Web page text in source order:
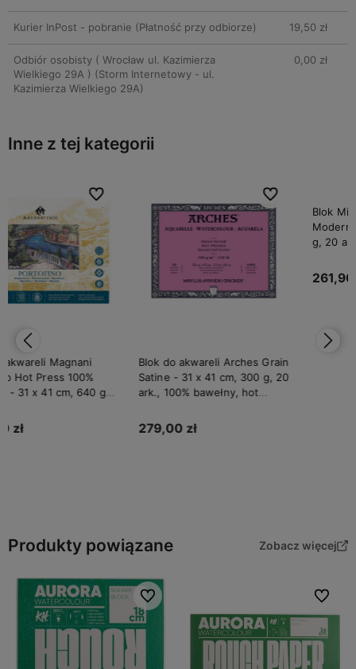
Kurier InPost - pobranie (Płatność przy odbiorze) 19,50 zł
Odbiór osobisty ( Wrocław ul. Kazimierza
Wielkiego 29A ) (Storm Internetowy - ul.
Kazimierza Wielkiego 29A)
0,00 zł
Inne z tej kategorii
Blok do akwareli Arches Grain
Satine - 31 x 41 cm, 300 g, 20
ark., 100% bawełny, hot
279,00 zł
Blok Mix Media Magnani Arte
Moderna - 35 x 45 cm, 300
g, 20 ark.
261,90 zł
Produkty powiązane Zobacz więcej
Do ulubionych Do